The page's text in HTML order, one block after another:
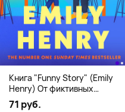
Книга "Funny Story" (Emily
Henry) От фиктивных
свиданий к реальной любви
71 руб.